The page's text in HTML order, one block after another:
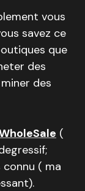
vous
savez ce
que
des
des
(
( ma